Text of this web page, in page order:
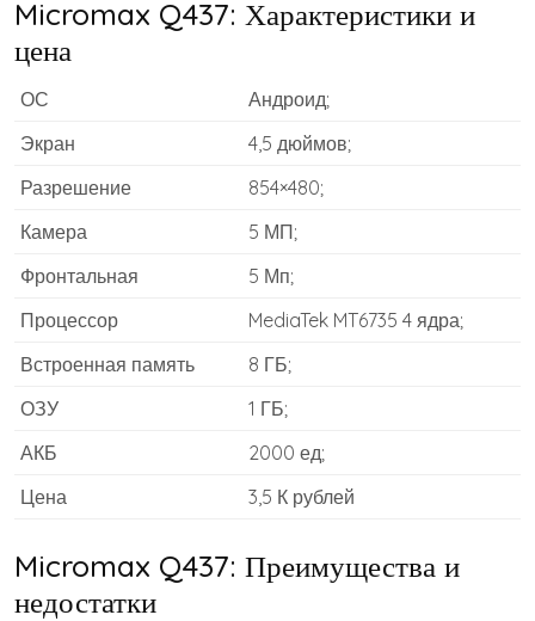
Micromax Q437: Характеристики и
цена
ОС
Андроид;
Экран
4,5 дюймов;
Разрешение
854×480;
Камера
5 МП;
Фронтальная
5 Мп;
Процессор
MediaTek MT6735 4 ядра;
Встроенная память
8 ГБ;
ОЗУ
1 ГБ;
АКБ
2000 ед;
Цена
3,5 К рублей
Micromax Q437: Преимущества и
недостатки